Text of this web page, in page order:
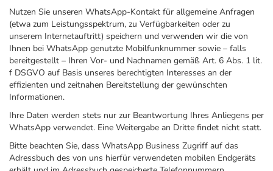
Nutzen Sie unseren WhatsApp-Kontakt für allgemeine Anfragen
(etwa zum Leistungsspektrum, zu Verfügbarkeiten oder zu
unserem Internetauftritt) speichern und verwenden wir die von
Ihnen bei WhatsApp genutzte Mobilfunknummer sowie – falls
bereitgestellt – Ihren Vor- und Nachnamen gemäß Art. 6 Abs. 1 lit.
f DSGVO auf Basis unseres berechtigten Interesses an der
effizienten und zeitnahen Bereitstellung der gewünschten
Informationen.
Ihre Daten werden stets nur zur Beantwortung Ihres Anliegens per
WhatsApp verwendet. Eine Weitergabe an Dritte findet nicht statt.
Bitte beachten Sie, dass WhatsApp Business Zugriff auf das
Adressbuch des von uns hierfür verwendeten mobilen Endgeräts